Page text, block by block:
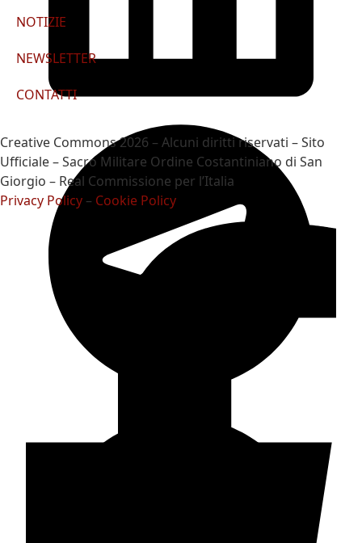
NOTIZIE
NEWSLETTER
CONTATTI
Creative Commons 2026 – Alcuni diritti riservati – Sito
Ufficiale – Sacro Militare Ordine Costantiniano di San
Giorgio – Real Commissione per l’Italia
Privacy Policy – Cookie Policy